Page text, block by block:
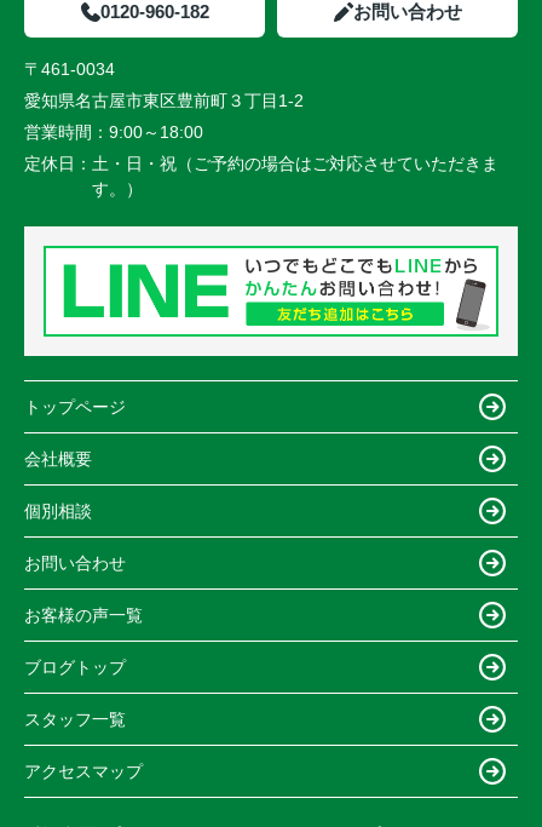
0120-960-182 お問い合わせ
〒461-0034
愛知県名古屋市東区豊前町３丁目1-2
営業時間： 9:00～18:00
定休日： 土・日・祝（ご予約の場合はご対応させていただきま
す。）
トップページ
会社概要
個別相談
お問い合わせ
お客様の声一覧
ブログトップ
スタッフ一覧
アクセスマップ